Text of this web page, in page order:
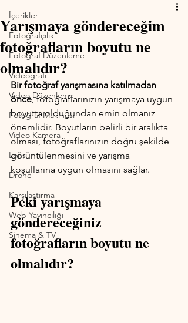
İçerikler
Fotoğrafçılık
Fotoğraf Düzenleme
Videografi
Video Düzenleme
Fotoğraf Makinesi
Video Kamera
Lens
Drone
Karşılaştırma
Web Yayıncılığı
Sinema & TV
Yarışmaya göndereceğim
fotoğrafların boyutu ne
olmalıdır?
Bir fotoğraf yarışmasına katılmadan
önce, fotoğraflarınızın yarışmaya uygun
boyutta olduğundan emin olmanız
önemlidir. Boyutların belirli bir aralıkta
olması, fotoğraflarınızın doğru şekilde
görüntülenmesini ve yarışma
koşullarına uygun olmasını sağlar.
Peki yarışmaya
göndereceğiniz
fotoğrafların boyutu ne
olmalıdır?